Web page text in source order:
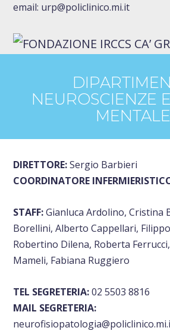
f
o
:
email: urp@policlinico.mi.it
NEUROSCIENZE
MENTALE
DIRETTORE:Sergio Barbieri
COORDINATORE
STAFF:Gianluca Ardolino, Cristina
Borellini, Alberto Cappellari,
Robertino Dilena, Roberta
Mameli, Fabiana Ruggiero
TEL SEGRETERIA:02 5503 8816
MAIL SEGRETERIA: